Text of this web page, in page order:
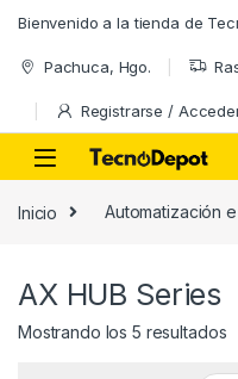
Bienvenido a la tienda de
Pachuca, Hgo.
Registrarse /
Inicio Automatización
AX HUB Series
Mostrando los 5 resultados